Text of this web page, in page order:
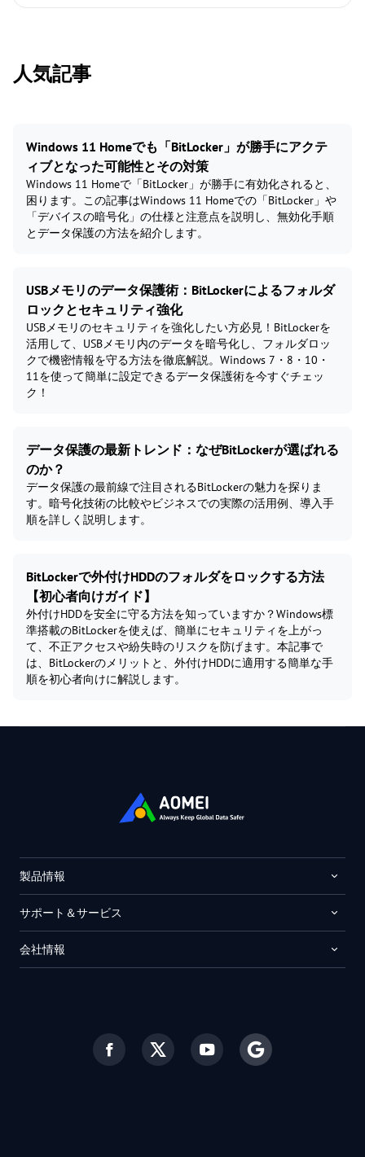
人気記事
Windows 11 Homeでも「BitLocker」が勝手にアクテ
ィブとなった可能性とその対策
Windows 11 Homeで「BitLocker」が勝手に有効化されると、
困ります。この記事はWindows 11 Homeでの「BitLocker」や
「デバイスの暗号化」の仕様と注意点を説明し、無効化手順
とデータ保護の方法を紹介します。
USBメモリのデータ保護術：BitLockerによるフォルダ
ロックとセキュリティ強化
USBメモリのセキュリティを強化したい方必見！BitLockerを
活用して、USBメモリ内のデータを暗号化し、フォルダロッ
クで機密情報を守る方法を徹底解説。Windows 7・8・10・
11を使って簡単に設定できるデータ保護術を今すぐチェッ
ク！
データ保護の最新トレンド：なぜBitLockerが選ばれる
のか？
データ保護の最前線で注目されるBitLockerの魅力を探りま
す。暗号化技術の比較やビジネスでの実際の活用例、導入手
順を詳しく説明します。
BitLockerで外付けHDDのフォルダをロックする方法
【初心者向けガイド】
外付けHDDを安全に守る方法を知っていますか？Windows標
準搭載のBitLockerを使えば、簡単にセキュリティを上がっ
て、不正アクセスや紛失時のリスクを防げます。本記事で
は、BitLockerのメリットと、外付けHDDに適用する簡単な手
順を初心者向けに解説します。
製品情報
サポート＆サービス
会社情報